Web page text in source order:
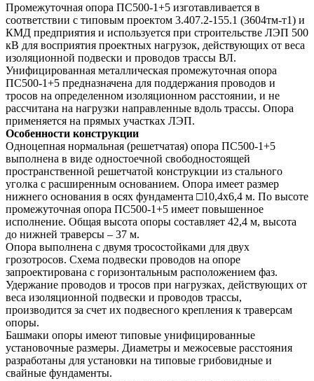
Промежуточная опора ПС500-1+5 изготавливается в
соответствии с типовым проектом 3.407.2-155.1 (3604тм-т1) и
КМД предприятия и используется при строительстве ЛЭП 500
кВ для восприятия проектных нагрузок, действующих от веса
изоляционной подвески и проводов трассы ВЛ.
Унифицированная металлическая промежуточная опора
ПС500-1+5 предназначена для поддержания проводов и
тросов на определенном изоляционном расстоянии, и не
рассчитана на нагрузки направленные вдоль трассы. Опора
применяется на прямых участках ЛЭП.
Особенности конструкции
Одноцепная нормальная (решетчатая) опора ПС500-1+5
выполнена в виде одностоечной свободностоящей
пространственной решетчатой конструкции из стального
уголка с расширенным основанием. Опора имеет размер
нижнего основания в осях фундамента □10,4х6,4 м. По высоте
промежуточная опора ПС500-1+5 имеет повышенное
исполнение. Общая высота опоры составляет 42,4 м, высота
до нижней траверсы – 37 м.
Опора выполнена с двумя тросостойками для двух
грозотросов. Схема подвески проводов на опоре
запроектирована с горизонтальным расположением фаз.
Удержание проводов и тросов при нагрузках, действующих от
веса изоляционной подвески и проводов трассы,
производится за счет их подвесного крепления к траверсам
опоры.
Башмаки опоры имеют типовые унифицированные
установочные размеры. Диаметры и межосевые расстояния
разработаны для установки на типовые грибовидные и
свайные фундаменты.